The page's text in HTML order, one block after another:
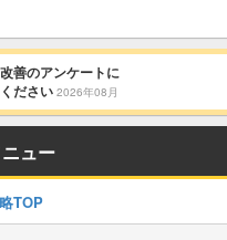
善のアンケートに
ださい 2026年08月
ュー
TOP